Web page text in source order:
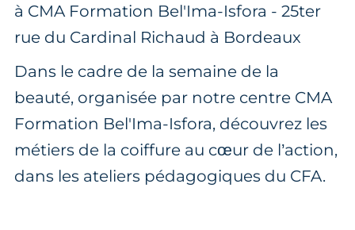
à CMA Formation Bel'Ima-Isfora - 25ter
rue du Cardinal Richaud à Bordeaux
Dans le cadre de la semaine de la
beauté, organisée par notre centre CMA
Formation Bel'Ima-Isfora, découvrez les
métiers de la coiffure au cœur de l’action,
dans les ateliers pédagogiques du CFA.